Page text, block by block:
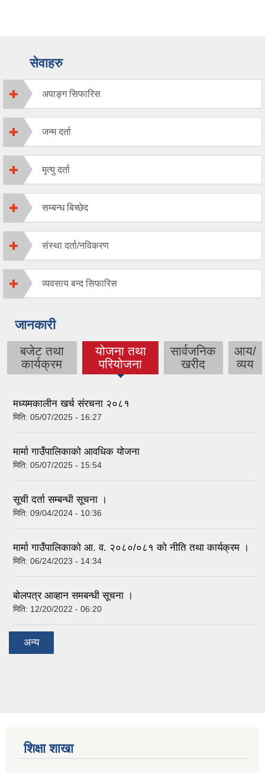
सेवाहरु
अपाङ्ग सिफारिस
जन्म दर्ता
मृत्यु दर्ता
सम्बन्ध बिच्छेद
संस्था दर्ता/नविकरण
व्यवसाय बन्द सिफारिस
जानकारी
बजेट तथा
कार्यक्रम
योजना तथा
परियोजना
(active tab)
सार्वजनिक
खरीद
आय/
व्यय
मध्यमकालीन खर्च संरचना २०८१
मिति: 05/07/2025 - 16:27
मार्मा गाउँपालिकाको आवधिक योजना
मिति: 05/07/2025 - 15:54
सूची दर्ता सम्बन्धी सूचना ।
मिति: 09/04/2024 - 10:36
मार्मा गाउँपालिकाको आ. व. २०८०/०८१ को नीति तथा कार्यक्रम ।
मिति: 06/24/2023 - 14:34
बोलपत्र आव्हान समबन्धी सूचना ।
मिति: 12/20/2022 - 06:20
अन्य
शिक्षा शाखा